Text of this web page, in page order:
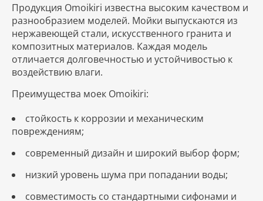
Продукция Omoikiri известна высоким качеством и
разнообразием моделей. Мойки выпускаются из
нержавеющей стали, искусственного гранита и
композитных материалов. Каждая модель
отличается долговечностью и устойчивостью к
воздействию влаги.
Преимущества моек Omoikiri:
стойкость к коррозии и механическим
повреждениям;
современный дизайн и широкий выбор форм;
низкий уровень шума при попадании воды;
совместимость со стандартными сифонами и